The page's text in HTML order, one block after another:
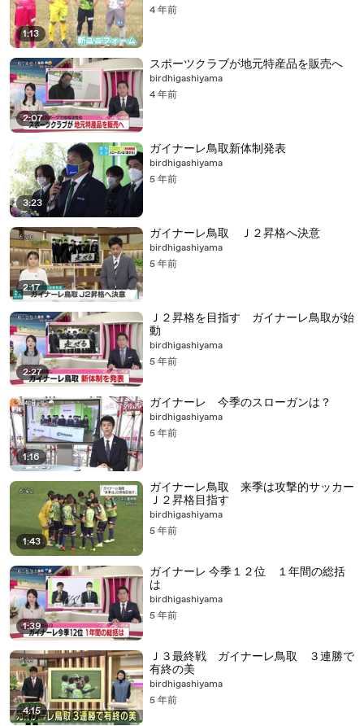
1:13
4 年前
2:07
スポーツクラブが地元特産品を販売へ
birdhigashiyama
4 年前
3:23
ガイナーレ鳥取新体制発表
birdhigashiyama
5 年前
2:17
ガイナーレ鳥取 Ｊ２昇格へ決意
birdhigashiyama
5 年前
2:27
Ｊ２昇格を目指す ガイナーレ鳥取が始
動
birdhigashiyama
5 年前
1:16
ガイナーレ 今季のスローガンは？
birdhigashiyama
5 年前
1:43
ガイナーレ鳥取 来季は攻撃的サッカー
Ｊ２昇格目指す
birdhigashiyama
5 年前
1:39
ガイナーレ 今季１２位 １年間の総括
は
birdhigashiyama
5 年前
4:15
Ｊ３最終戦 ガイナーレ鳥取 ３連勝で
有終の美
birdhigashiyama
5 年前